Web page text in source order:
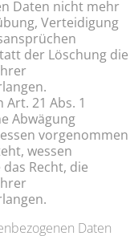
Daten nicht mehr
Verteidigung
der Löschung die
21 Abs. 1
Abwägung
vorgenommen
wessen
Recht, die
Daten